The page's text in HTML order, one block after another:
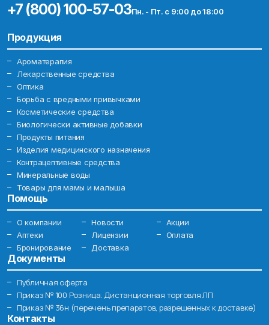
+7 (800) 100-57-03Пн. - Пт. с 9:00 до 18:00
Продукция
Ароматерапия
Лекарственные средства
Оптика
Борьба с вредными привычками
Косметические средства
Биологически активные добавки
Продукты питания
Изделия медицинского назначения
Контрацептивные средства
Минеральные воды
Товары для мамы и малыша
Помощь
О компании Новости
Акции
Аптеки
Лицензии
Оплата
Бронирование
Доставка
Документы
Публичная оферта
Приказ № 100 Розница. Дистанционная торговля ЛП
Приказ № 36н (перечень препаратов, разрешенных к доставке)
Контакты